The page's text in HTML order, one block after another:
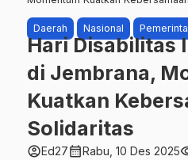
Daerah Nasional
Hari Disabilitas
di Jembrana,
Kuatkan
Solidaritas
account_circleEd27calendar_monthRabu, 10 Des 2025